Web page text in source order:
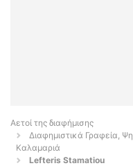
Αετοί της διαφήμισης
Διαφημιστικά Γραφεία,
Καλαμαριά
Lefteris Stamatiou